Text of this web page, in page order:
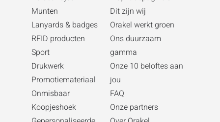
Munten
Lanyards & badges
RFID producten
Sport
Drukwerk
Promotiemateriaal
Onmisbaar
Koopjeshoek
Dit zijn wij
Orakel werkt groen
Ons duurzaam
gamma
Onze 10 beloftes aan
jou
FAQ
Onze partners